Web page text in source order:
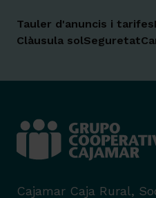
Tauler d'anuncis i tarifes
Clàusula solSeguretat
Cajamar Caja Rural,